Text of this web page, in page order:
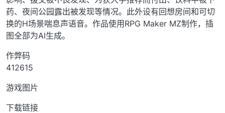
药、夜间公园露出被发现等情况。此外设有回想房间和可切
换的H场景喘息声语音。作品使用RPG Maker MZ制作，插
图全部为AI生成。
作弊码
412615
游戏图片
下载链接